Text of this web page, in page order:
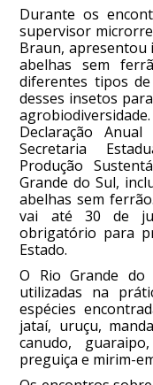
Durante os
supervisor
Braun, apresentou
abelhas sem
diferentes tipos
desses insetos
Declaração
Secretaria
Produção
Grande do Sul,
abelhas sem
vai até 30 de
obrigatório para
Estado.
O Rio Grande do
utilizadas na
espécies
jataí, uruçu,
canudo,
preguiça e mirim-